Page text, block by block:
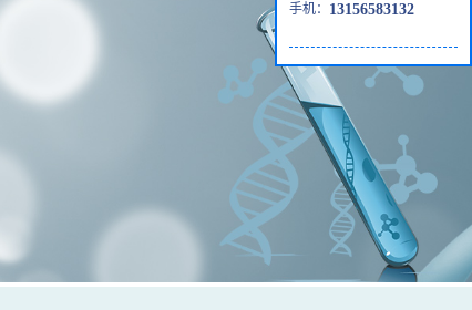
手机： 13156583132